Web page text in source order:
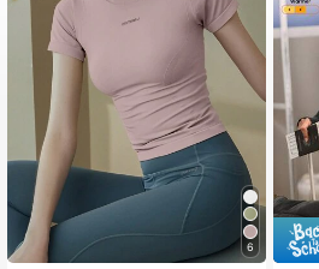
4.92 2.2M フォロワ
4.92 2.2M フォロワー
6